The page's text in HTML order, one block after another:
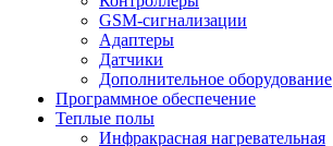
GSM-сигнализации
Адаптеры
Датчики
Дополнительное оборудование
Программное обеспечение
Теплые полы
Инфракрасная нагревательная